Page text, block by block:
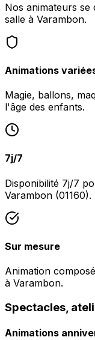
Nos animateurs
salle à Varambon.
Animations
Magie, ballons,
l'âge des enfants.
7j/7
Disponibilité 7j/7
Varambon (01160).
Sur mesure
Animation
à Varambon.
Spectacles,
Animations